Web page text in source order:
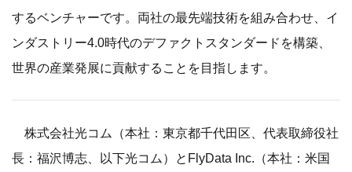
するベンチャーです。両社の最先端技術を組み合わせ、イ
ンダストリー4.0時代のデファクトスタンダードを構築、
世界の産業発展に貢献することを目指します。
株式会社光コム（本社：東京都千代田区、代表取締役社
長：福沢博志、以下光コム）とFlyData Inc.（本社：米国